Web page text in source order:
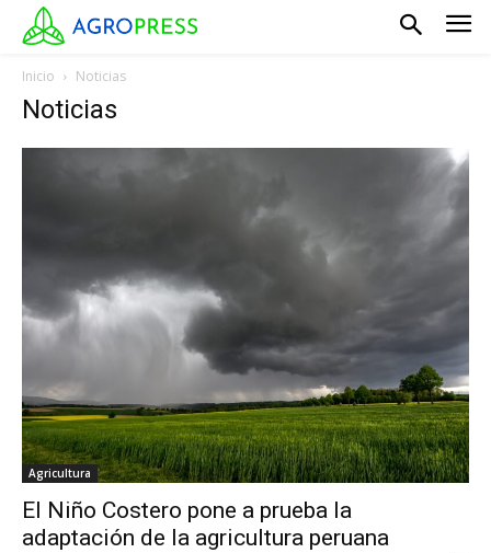
Inicio Noticias
Noticias
Agricultura
El Niño Costero pone a prueba la
adaptación de la agricultura peruana